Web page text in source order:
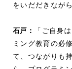
をいだだきなが
石戸：
「ご自身
ミング教育の必
て、つながりも